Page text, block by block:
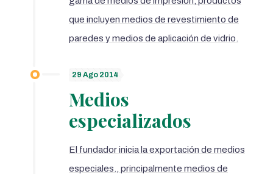
que incluyen medios de revestimiento de
paredes y medios de aplicación de vidrio.
29 Ago 2014
Medios
especializados
El fundador inicia la exportación de medios
especiales., principalmente medios de